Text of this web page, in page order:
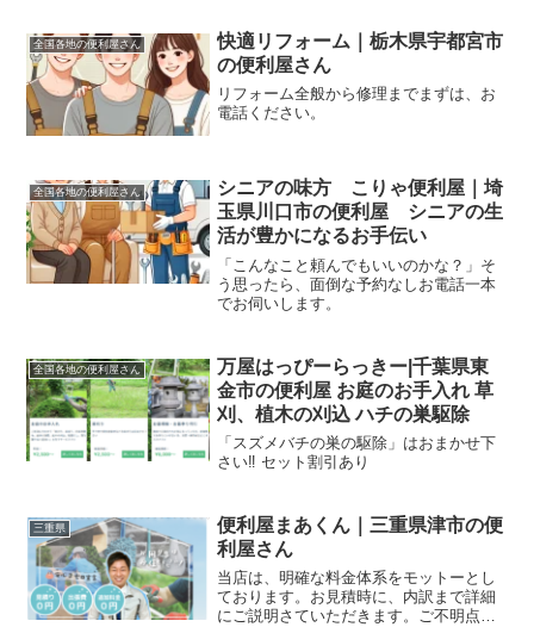
全国各地の便利屋さん
快適リフォーム｜栃木県宇都宮市
の便利屋さん
リフォーム全般から修理までまずは、お
電話ください。
全国各地の便利屋さん
シニアの味方 こりゃ便利屋｜埼
玉県川口市の便利屋 シニアの生
活が豊かになるお手伝い
「こんなこと頼んでもいいのかな？」そ
う思ったら、面倒な予約なしお電話一本
でお伺いします。
全国各地の便利屋さん
万屋はっぴーらっきー|千葉県東
金市の便利屋 お庭のお手入れ 草
刈、植木の刈込 ハチの巣駆除
「スズメバチの巣の駆除」はおまかせ下
さい‼ セット割引あり
三重県
便利屋まあくん｜三重県津市の便
利屋さん
当店は、明確な料金体系をモットーとし
ております。お見積時に、内訳まで詳細
にご説明さていただきます。ご不明点は